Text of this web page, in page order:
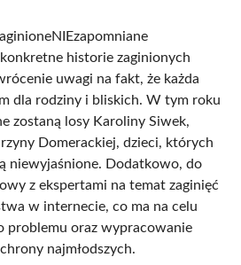
historie zaginionych
uwagi na fakt, że każda
dla rodziny i bliskich. W tym roku
zostaną losy Karoliny Siwek,
Domerackiej, dzieci, których
niewyjaśnione. Dodatkowo, do
z ekspertami na temat zaginięć
w internecie, co ma na celu
problemu oraz wypracowanie
najmłodszych.